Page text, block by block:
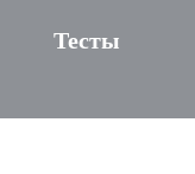
Тесты